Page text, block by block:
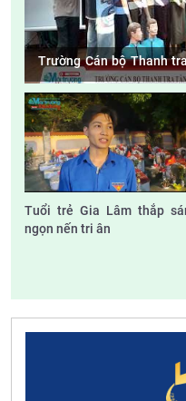
Trường Cán bộ Thanh
cháy, cứu nạn và sơ cấp
Tuổi trẻ Gia Lâm thắp
ngọn nến tri ân